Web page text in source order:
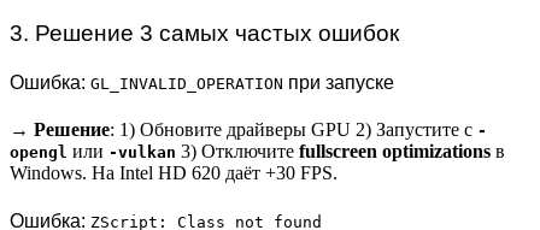
3. Решение 3 самых частых ошибок
Ошибка: GL_INVALID_OPERATION при запуске
→ Решение: 1) Обновите драйверы GPU 2) Запустите с -
opengl или -vulkan 3) Отключите fullscreen optimizations в
Windows. На Intel HD 620 даёт +30 FPS.
Ошибка: ZScript: Class not found